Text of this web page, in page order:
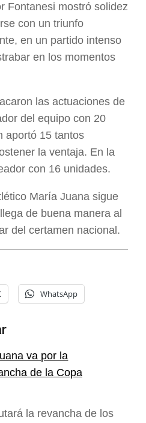
Fontanesi mostró solidez
con un triunfo
en un partido intenso
en los momentos
las actuaciones de
del equipo con 20
aportó 15 tantos
la ventaja. En la
con 16 unidades.
María Juana sigue
de buena manera al
del certamen nacional.
WhatsApp
va por la
de la Copa
la revancha de los